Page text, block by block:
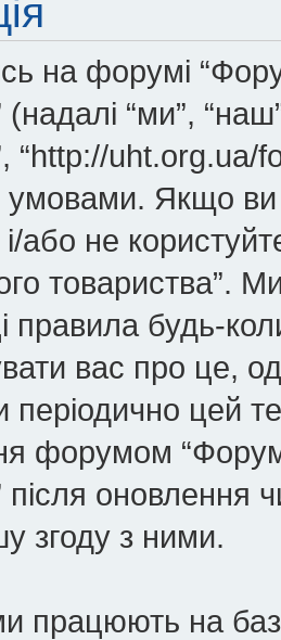
на форумі
(надалі “ми”,
“http://uht.org.ua/
умовами. Якщо ви
або не
товариства”.
правила будь-
вас про це,
періодично цей
форумом
після оновлення
згоду з ними.
працюють на